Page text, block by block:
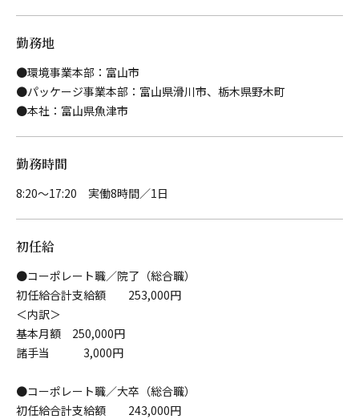
勤務地
●環境事業本部：富山市
●パッケージ事業本部：富山県滑川市、栃木県野木町
●本社：富山県魚津市
勤務時間
8:20～17:20 実働8時間／1日
初任給
●コーポレート職／院了（総合職）
初任給合計支給額 253,000円
＜内訳＞
基本月額 250,000円
諸手当 3,000円
●コーポレート職／大卒（総合職）
初任給合計支給額 243,000円